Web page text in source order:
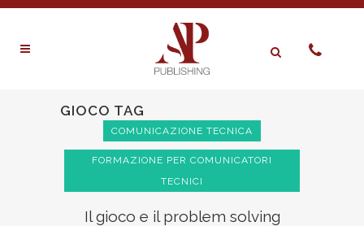
GIOCO TAG
COMUNICAZIONE TECNICA
FORMAZIONE PER COMUNICATORI
TECNICI
Il gioco e il problem solving